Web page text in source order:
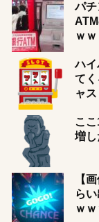
パ
ｗｗ
ハ
て
ャ
こ
増
【
ら
ｗ